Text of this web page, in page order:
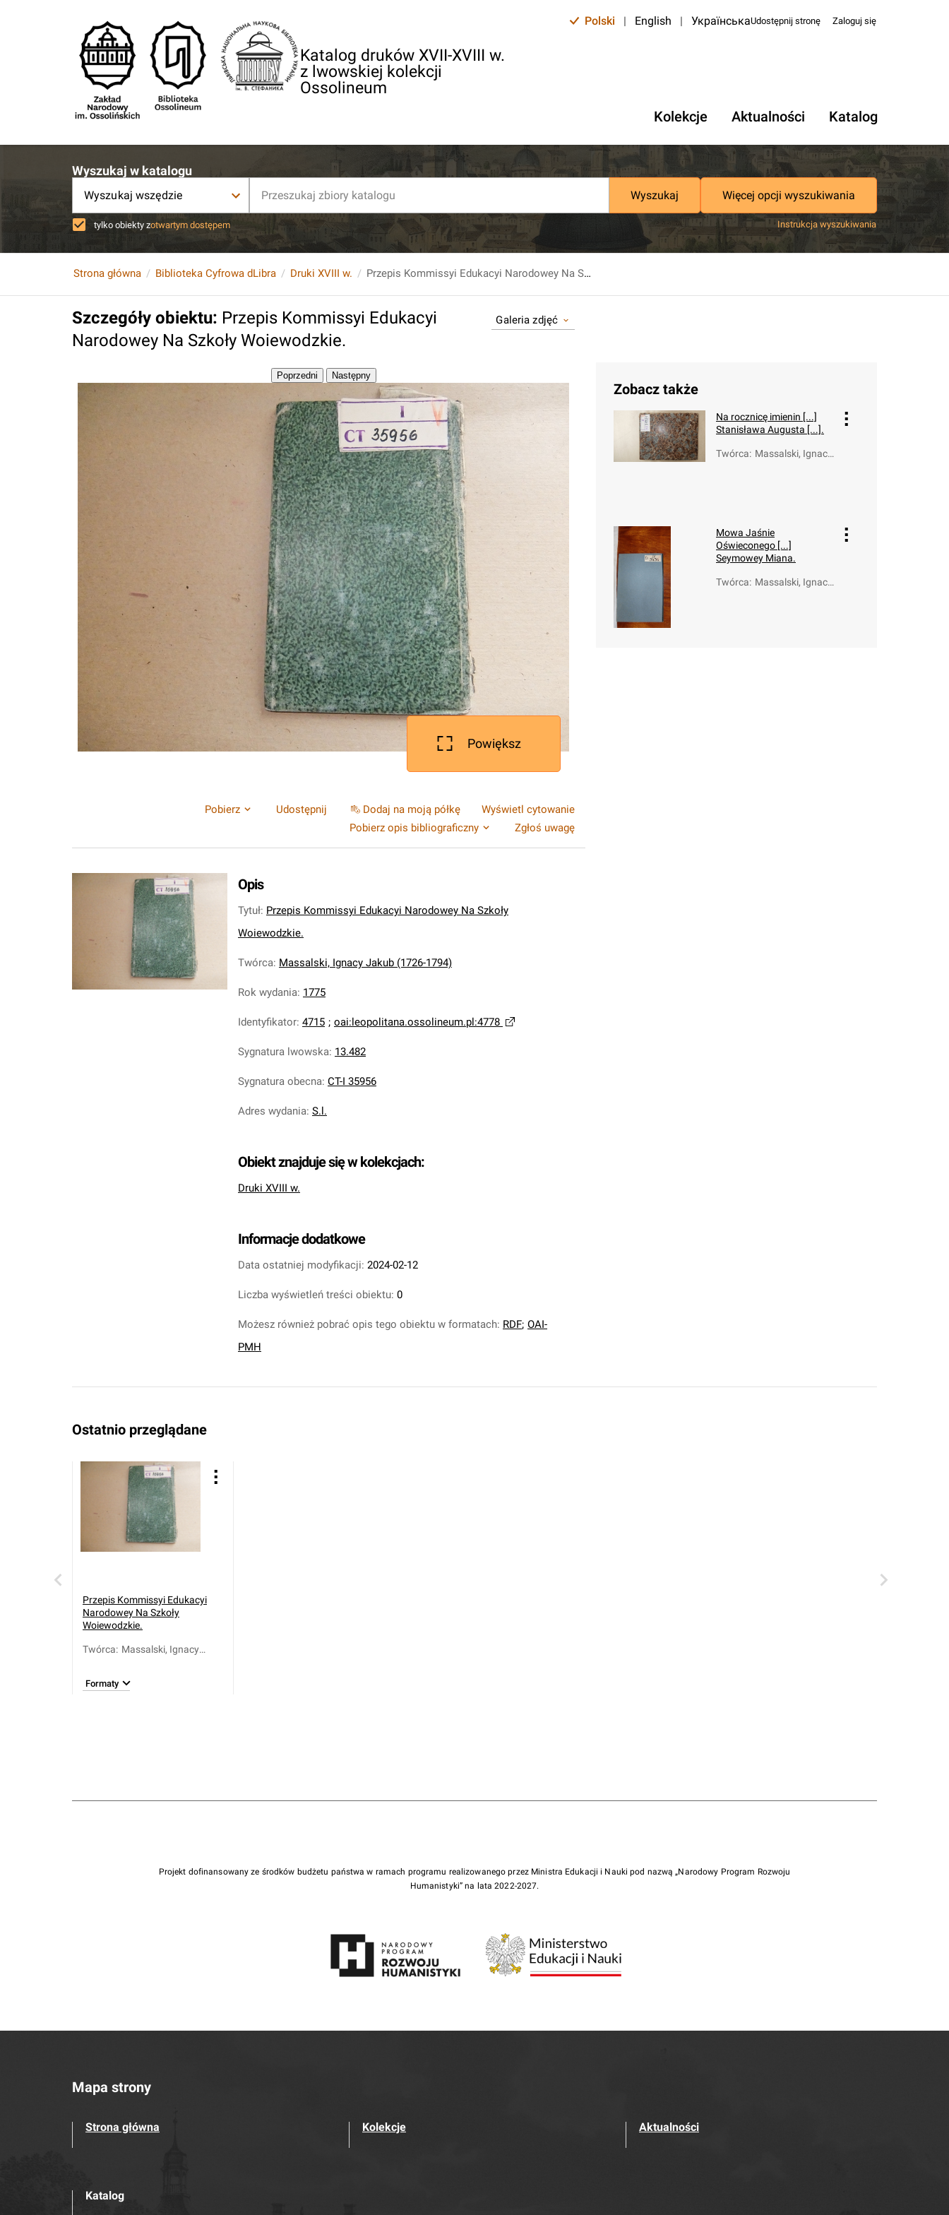
Katalog druków XVII-XVIII w.
z lwowskiej kolekcji
Ossolineum
Polski | English | УкраїнськаUdostępnij stronę Zaloguj się
Kolekcje Aktualności Katalog
Wyszukaj w katalogu
Wyszukaj wszędzie Wyszukaj Więcej opcji wyszukiwania
tylko obiekty zotwartym dostępem Instrukcja wyszukiwania
Strona główna Biblioteka Cyfrowa dLibra Druki XVIII w. Przepis Kommissyi Edukacyi Narodowey Na Szkoły Woiewodzkie.
Szczegóły obiektu: Przepis Kommissyi Edukacyi
Narodowey Na Szkoły Woiewodzkie.
Galeria zdjęć
Powiększ
Pobierz Udostępnij Dodaj na moją półkę
Wyświetl cytowanie
Pobierz opis bibliograficzny
Zgłoś uwagę
Opis
Tytuł: Przepis Kommissyi Edukacyi Narodowey Na Szkoły
Woiewodzkie.
Twórca: Massalski, Ignacy Jakub (1726-1794)
Rok wydania: 1775
Identyfikator: 4715 ; oai:leopolitana.ossolineum.pl:4778
Sygnatura lwowska: 13.482
Sygnatura obecna: CT-I 35956
Adres wydania: S.l.
Obiekt znajduje się w kolekcjach:
Druki XVIII w.
Informacje dodatkowe
Data ostatniej modyfikacji: 2024-02-12
Liczba wyświetleń treści obiektu: 0
Możesz również pobrać opis tego obiektu w formatach: RDF; OAI-
PMH
Zobacz także
Na rocznicę imienin [...]
Stanisława Augusta [...].
Twórca: Massalski, Ignacy
Mowa Jaśnie
Oświeconego [...]
Seymowey Miana.
Twórca: Massalski, Ignacy
Ostatnio przeglądane
Przepis Kommissyi Edukacyi
Narodowey Na Szkoły
Woiewodzkie.
Twórca: Massalski, Ignacy
Formaty
Projekt dofinansowany ze środków budżetu państwa w ramach programu realizowanego przez Ministra Edukacji i Nauki pod nazwą „Narodowy Program Rozwoju
Humanistyki” na lata 2022-2027.
Mapa strony
Strona główna Kolekcje Aktualności
Katalog